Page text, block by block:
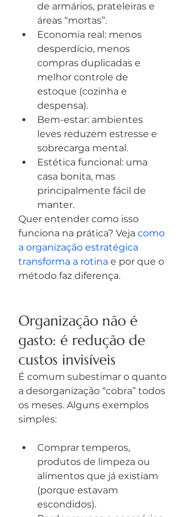
de armários, prateleiras e
áreas “mortas”.
Economia real: menos
desperdício, menos
compras duplicadas e
melhor controle de
estoque (cozinha e
despensa).
Bem-estar: ambientes
leves reduzem estresse e
sobrecarga mental.
Estética funcional: uma
casa bonita, mas
principalmente fácil de
manter.
Quer entender como isso
funciona na prática? Veja como
a organização estratégica
transforma a rotina e por que o
método faz diferença.
Organização não é
gasto: é redução de
custos invisíveis
É comum subestimar o quanto
a desorganização “cobra” todos
os meses. Alguns exemplos
simples:
Comprar temperos,
produtos de limpeza ou
alimentos que já existiam
(porque estavam
escondidos).